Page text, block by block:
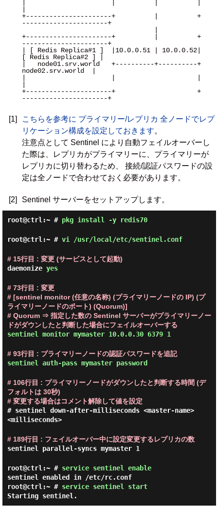
+----------------------+          |          +
----------------------+
+----------------------+          |          +
----------------------+
| [ Redis Replica#1 ]  |10.0.0.51 | 10.0.0.52|
[ Redis Replica#2 ] |
|   node01.srv.world   +----------+----------+
node02.srv.world  |
+----------------------+                     +
----------------------+
[1]
こちらを参考に プライマリー/レプリカ 全ノードでレプ
リケーション構成を設定しておきます。
注意点として Sentinel により自動フェイルオーバーし
た際は、レプリカがプライマリーに、プライマリーが
レプリカに切り替わるため、 接続/認証パスワードの設
定は全ノードで合わせておく必要があります。
[2] Sentinel サーバーをセットアップします。
root@ctrl:~ # pkg install -y redis70
root@ctrl:~ # vi /usr/local/etc/sentinel.conf
# 15行目 : 変更 (サービスとして起動)
daemonize yes
# 73行目 : 変更
# [sentinel monitor (任意の名称) (プライマリーノードの IP) (プ
ライマリーノードのポート) (Quorum)]
# Quorum ⇒ 指定した数の Sentinel サーバーがプライマリーノー
ドがダウンしたと判断した場合にフェイルオーバーする
sentinel monitor mymaster 10.0.0.30 6379 1
# 93行目 : プライマリーノードの認証パスワードを追記
sentinel auth-pass mymaster password
# 106行目 : プライマリーノードがダウンしたと判断する時間 (デ
フォルトは 30秒)
# 変更する場合はコメント解除して値を設定
# sentinel down-after-milliseconds <master-name>
<milliseconds>
# 189行目 : フェイルオーバー中に設定変更するレプリカの数
sentinel parallel-syncs mymaster 1
root@ctrl:~ # service sentinel enable
sentinel enabled in /etc/rc.conf
root@ctrl:~ # service sentinel start
Starting sentinel.